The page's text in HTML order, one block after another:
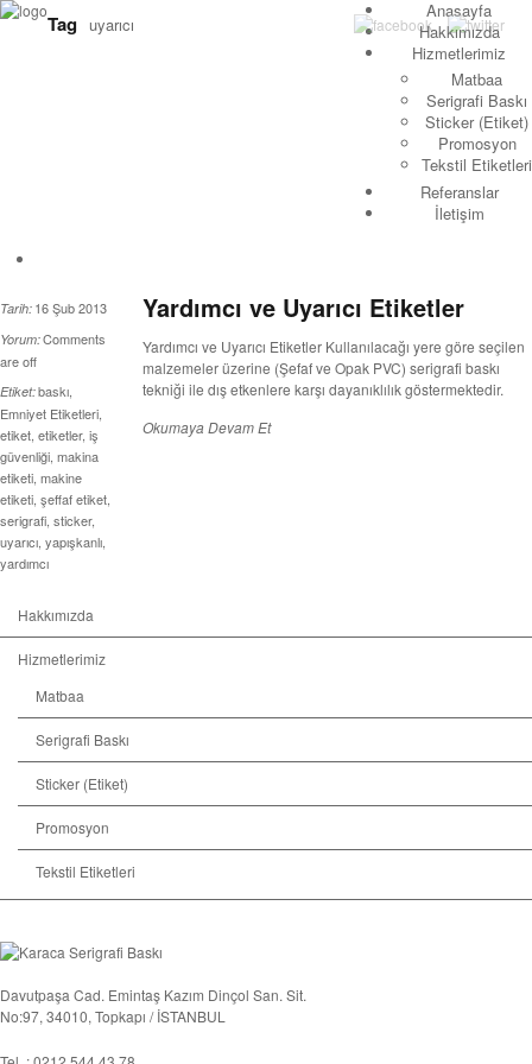
Anasayfa
Hakkımızda
Hizmetlerimiz
Matbaa
Serigrafi Baskı
Sticker (Etiket)
Promosyon
Tekstil Etiketleri
Referanslar
İletişim
Tag uyarıcı
Tarih: 16 Şub 2013
Yorum:Comments
are off
Etiket:baskı
Emniyet Etiketleri
etiket etiketler, iş
güvenliği makina
etiketi makine
etiketi şeffaf etiket
serigrafi sticker,
uyarıcı yapışkanlı
yardımcı
Yardımcı ve Uyarıcı Etiketler
Yardımcı ve Uyarıcı Etiketler Kullanılacağı yere göre seçilen
malzemeler üzerine (Şefaf ve Opak PVC) serigrafi baskı
tekniği ile dış etkenlere karşı dayanıklılık göstermektedir.
Okumaya Devam Et
Hakkımızda
Hizmetlerimiz
Matbaa
Serigrafi Baskı
Sticker (Etiket)
Promosyon
Tekstil Etiketleri
Davutpaşa Cad. Emintaş Kazım Dinçol San. Sit.
No:97, 34010, Topkapı / İSTANBUL